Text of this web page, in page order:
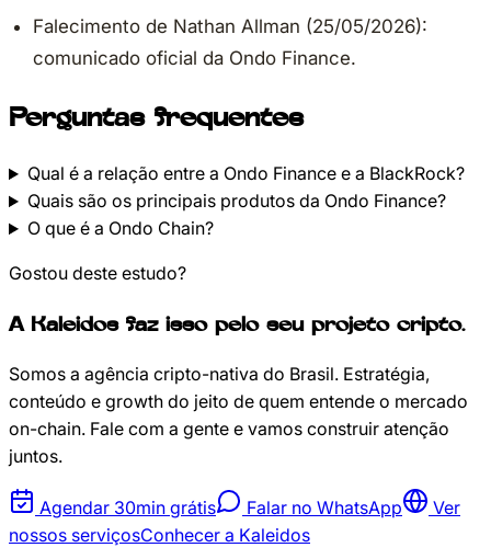
Falecimento de Nathan Allman (25/05/2026):
comunicado oficial da Ondo Finance.
Perguntas frequentes
Qual é a relação entre a Ondo Finance e a BlackRock?
Quais são os principais produtos da Ondo Finance?
O que é a Ondo Chain?
Gostou deste estudo?
A Kaleidos faz isso pelo seu projeto cripto.
Somos a agência cripto-nativa do Brasil. Estratégia,
conteúdo e growth do jeito de quem entende o mercado
on-chain. Fale com a gente e vamos construir atenção
juntos.
Agendar 30min grátis Falar no WhatsApp
Ver
nossos serviçosConhecer a Kaleidos